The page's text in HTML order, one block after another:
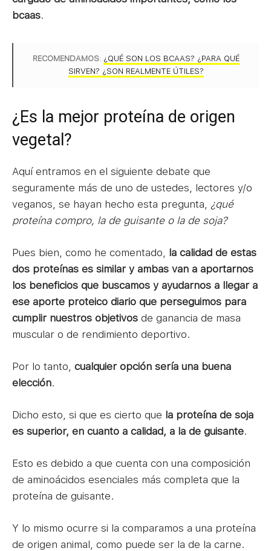
bcaas.
RECOMENDAMOS: ¿QUÉ SON LOS BCAAS? ¿PARA QUÉ
SIRVEN? ¿SON REALMENTE ÚTILES?
¿Es la mejor proteína de origen
vegetal?
Aquí entramos en el siguiente debate que
seguramente más de uno de ustedes, lectores y/o
veganos, se hayan hecho esta pregunta, ¿qué
proteína compro, la de guisante o la de soja?
Pues bien, como he comentado, la calidad de estas
dos proteínas es similar y ambas van a aportarnos
los beneficios que buscamos y ayudarnos a llegar a
ese aporte proteico diario que perseguimos para
cumplir nuestros objetivos de ganancia de masa
muscular o de rendimiento deportivo.
Por lo tanto, cualquier opción sería una buena
elección.
Dicho esto, si que es cierto que la proteína de soja
es superior, en cuanto a calidad, a la de guisante.
Esto es debido a que cuenta con una composición
de aminoácidos esenciales más completa que la
proteína de guisante.
Y lo mismo ocurre si la comparamos a una proteína
de origen animal, como puede ser la de la carne.